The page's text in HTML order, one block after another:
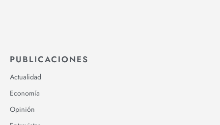
PUBLICACIONES
Actualidad
Economía
Opinión